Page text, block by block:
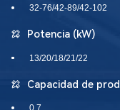
32-76/42-89/42-102
Potencia (kW)
13/20/18/21/22
Capacidad de
0.7